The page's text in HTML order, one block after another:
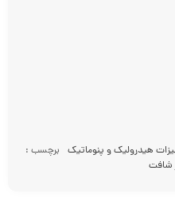
هیدرولیک و پنوماتیک برچسب :